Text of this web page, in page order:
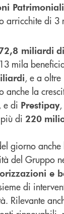
Patrimoniali
arricchite di 3
miliardi
mila
, e a
anche la
e di Prestipay,
di 220
giorno
del Gruppo
e
di
Rilevante